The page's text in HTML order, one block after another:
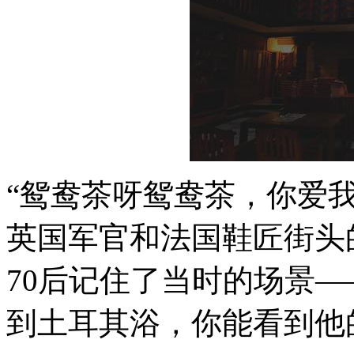
“鸳鸯茶呀鸳鸯茶，你爱
英国军官和法国鞋匠街
70后记住了当时的场景
到土耳其浴，你能看到